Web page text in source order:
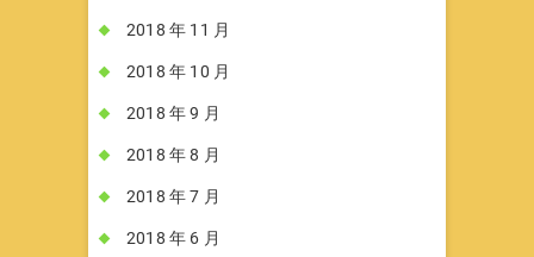
2018 年 11 月
2018 年 10 月
2018 年 9 月
2018 年 8 月
2018 年 7 月
2018 年 6 月